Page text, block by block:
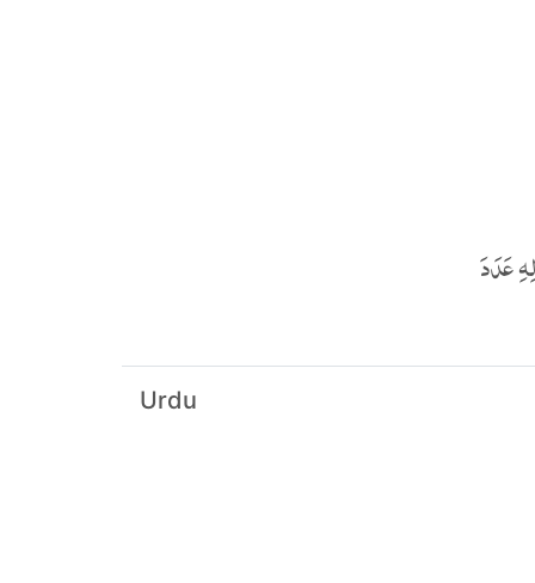
عَدَدَ
Urdu